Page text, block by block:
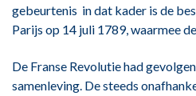
gebeurtenis in dat kader is de
Parijs op 14 juli 1789, waarmee
De Franse Revolutie had
samenleving. De steeds